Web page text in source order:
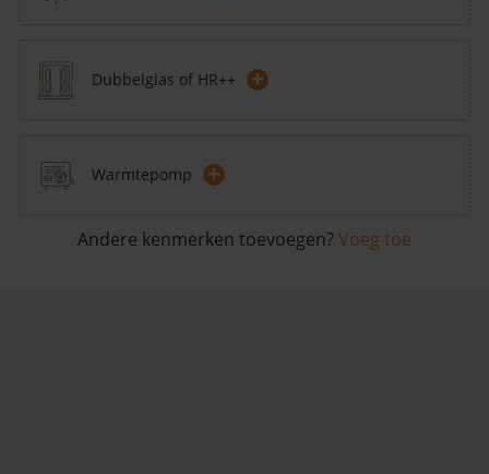
Dubbelglas of HR++ +
Warmtepomp +
Andere kenmerken toevoegen? Voeg toe